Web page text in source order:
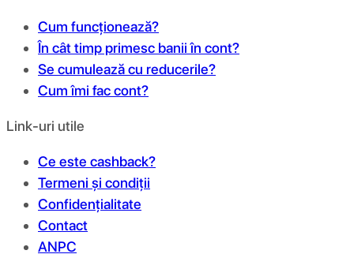
Cum funcționează?
În cât timp primesc banii în cont?
Se cumulează cu reducerile?
Cum îmi fac cont?
Link-uri utile
Ce este cashback?
Termeni și condiții
Confidențialitate
Contact
ANPC